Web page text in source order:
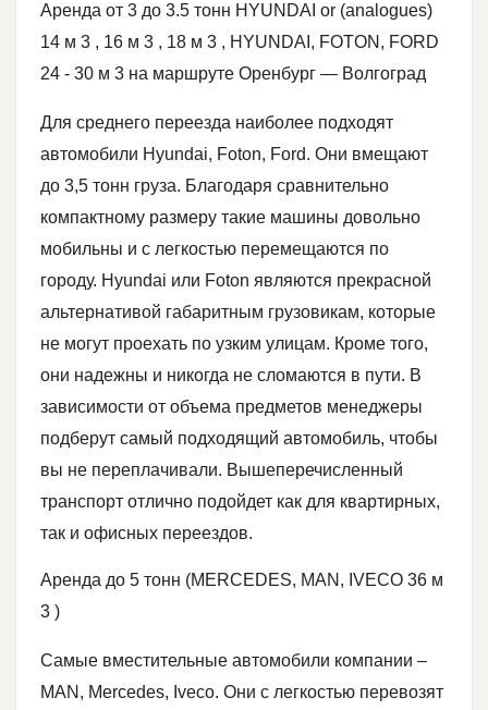
Аренда от 3 до 3.5 тонн HYUNDAI or (analogues)
14 м 3 , 16 м 3 , 18 м 3 , HYUNDAI, FOTON, FORD
24 - 30 м 3 на маршруте Оренбург — Волгоград
Для среднего переезда наиболее подходят
автомобили Hyundai, Foton, Ford. Они вмещают
до 3,5 тонн груза. Благодаря сравнительно
компактному размеру такие машины довольно
мобильны и с легкостью перемещаются по
городу. Hyundai или Foton являются прекрасной
альтернативой габаритным грузовикам, которые
не могут проехать по узким улицам. Кроме того,
они надежны и никогда не сломаются в пути. В
зависимости от объема предметов менеджеры
подберут самый подходящий автомобиль, чтобы
вы не переплачивали. Вышеперечисленный
транспорт отлично подойдет как для квартирных,
так и офисных переездов.
Аренда до 5 тонн (MERCEDES, MAN, IVECO 36 м
3 )
Самые вместительные автомобили компании –
MAN, Mercedes, Iveco. Они с легкостью перевозят